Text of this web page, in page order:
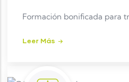
Formación bonificada para
Leer Más